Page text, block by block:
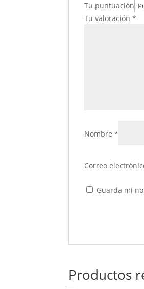
Tu puntuación
Tu valoración*
Nombre*
Correo
Guarda mi
Productos